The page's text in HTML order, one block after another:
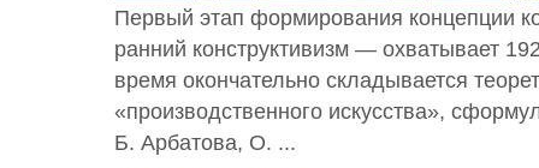
Первый этап формирования концепции
ранний конструктивизм — охватывает
время окончательно складывается
«производственного искусства»,
Б. Арбатова, О. ...